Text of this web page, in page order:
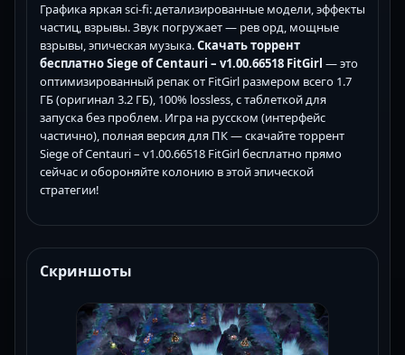
Графика яркая sci-fi: детализированные модели, эффекты
частиц, взрывы. Звук погружает — рев орд, мощные
взрывы, эпическая музыка.Скачать торрент
бесплатно Siege of Centauri – v1.00.66518 FitGirl — это
оптимизированный репак от FitGirl размером всего 1.7
ГБ (оригинал 3.2 ГБ), 100% lossless, с таблеткой для
запуска без проблем. Игра на русском (интерфейс
частично), полная версия для ПК — скачайте торрент
Siege of Centauri – v1.00.66518 FitGirl бесплатно прямо
сейчас и обороняйте колонию в этой эпической
стратегии!
Скриншоты